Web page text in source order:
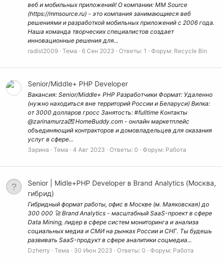
веб и мобильных приложений! О компании: MM Source
(https://mmsource.ru) - это компания занимающиеся веб
решениями и разработкой мобильных приложений с 2006 года.
Наша команда творческих специалистов создает
инновационные решения для...
radist2009 Тема 6 Сен 2023 Ответы: 1 Форум: Recycle Bin
Senior/Middle+ PHP Developer
Вакансия: Senior/Middle+ PHP Разработчики Формат: Удаленно
(нужно находиться вне территорий России и Беларуси) Вилка:
от 3000 долларов гросс Занятость: #fulltime Контакты
@zarinamurza💌 HomeBuddy.com - онлайн маркетплейс
объединяющий контракторов и домовладельцев для оказания
услуг в сфере...
Зарина
Тема 4 Авг 2023 Ответы: 0 Форум: Работа
Senior | Midle+PHP Developer в Brand Analytics (Москва,
гибрид)
Гибридный формат работы, офис в Москве (м. Маяковская) до
300 000 🚀 Brand Analytics - масштабный SaaS-проект в сфере
Data Mining, лидер в сфере систем мониторинга и анализа
социальных медиа и СМИ на рынках России и СНГ. Ты будешь
развивать SaaS-продукт в сфере аналитики соцмедиа...
Dzherry
Тема 30 Июн 2023 Ответы: 0 Форум: Работа